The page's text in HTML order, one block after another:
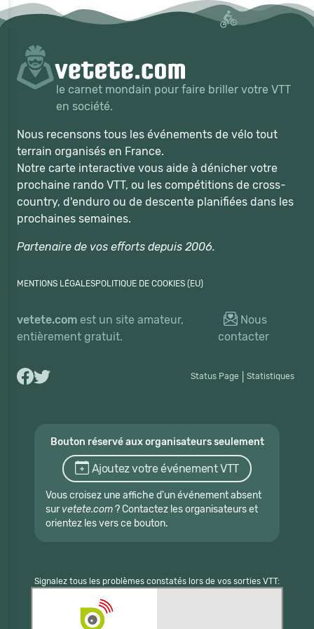
le carnet mondain pour faire briller votre VTT
en société.
Nous recensons tous les événements de vélo tout
terrain organisés en France.
Notre carte interactive vous aide à dénicher votre
prochaine rando VTT, ou les compétitions de cross-
country, d'enduro ou de descente planifiées dans les
prochaines semaines.
Partenaire de vos efforts depuis 2006.
MENTIONS LÉGALESPOLITIQUE DE COOKIES (EU)
vetete.com est un site amateur,
entièrement gratuit.
Nous
contacter
Status Page Statistiques
Bouton réservé aux organisateurs seulement
Ajoutez votre événement VTT
Vous croisez une affiche d'un événement absent
sur vetete.com? Contactez les organisateurs et
orientez les vers ce bouton.
Signalez tous les problèmes constatés lors de vos sorties VTT: